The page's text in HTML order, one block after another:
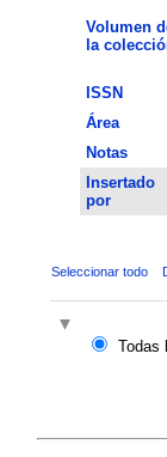
Volumen
la
ISSN
Área
Notas
Insertado
por
Seleccionar todo
Todas